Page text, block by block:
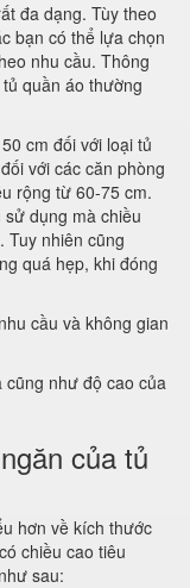
đa dạng. Tùy theo
bạn có thể lựa chọn
nhu cầu. Thông
quần áo thường
cm đối với loại tủ
với các căn phòng
rộng từ 60-75 cm.
dụng mà chiều
Tuy nhiên cũng
quá hẹp, khi đóng
cầu và không gian
cũng như độ cao của
của tủ
hơn về kích thước
chiều cao tiêu
sau: